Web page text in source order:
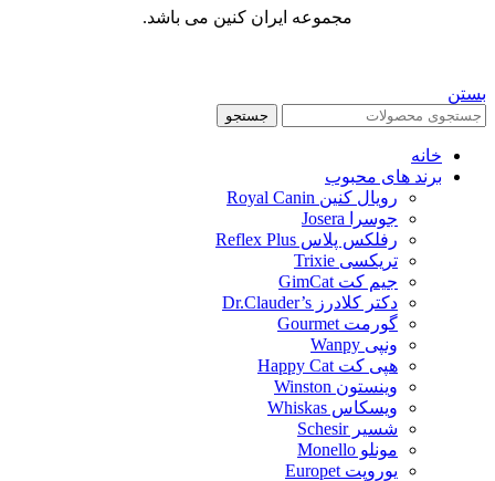
مجموعه ایران کنین می باشد.
بستن
جستجو
خانه
برند های محبوب
رویال کنین Royal Canin
جوسرا Josera
رفلکس پلاس Reflex Plus
تریکسی Trixie
جیم کت GimCat
دکتر کلادرز Dr.Clauder’s
گورمت Gourmet
ونپی Wanpy
هپی کت Happy Cat
وینستون Winston
ویسکاس Whiskas
شسیر Schesir
مونلو Monello
یوروپت Europet